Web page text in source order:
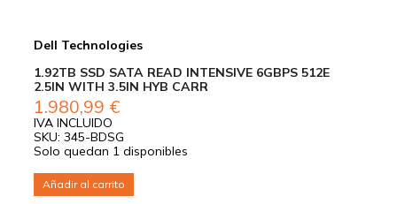
Dell Technologies
1.92TB SSD SATA READ INTENSIVE 6GBPS 512E
2.5IN WITH 3.5IN HYB CARR
1.980,99 €
IVA INCLUIDO
SKU: 345-BDSG
Solo quedan 1 disponibles
Añadir al carrito